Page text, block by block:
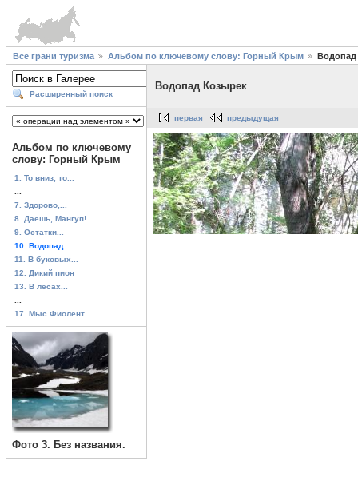
Все грани туризма Альбом по ключевому слову: Горный Крым Водопад
Расширенный поиск
Альбом по ключевому
слову: Горный Крым
1. То вниз, то...
7. Здорово,...
8. Даешь, Мангуп!
9. Остатки...
10. Водопад...
11. В буковых...
12. Дикий пион
13. В лесах...
17. Мыс Фиолент...
Фото 3. Без названия.
Водопад Козырек
первая предыдущая